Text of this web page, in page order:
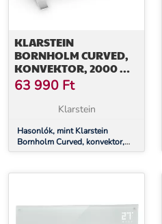
KLARSTEIN
BORNHOLM CURVED,
KONVEKTOR, 2000 W,
TERMOSZTÁT, IDŐZÍTŐ,
FEKETE
63 990 Ft
Klarstein
Hasonlók, mint Klarstein
Bornholm Curved, konvektor,
2000 W, termosztát, időzítő,